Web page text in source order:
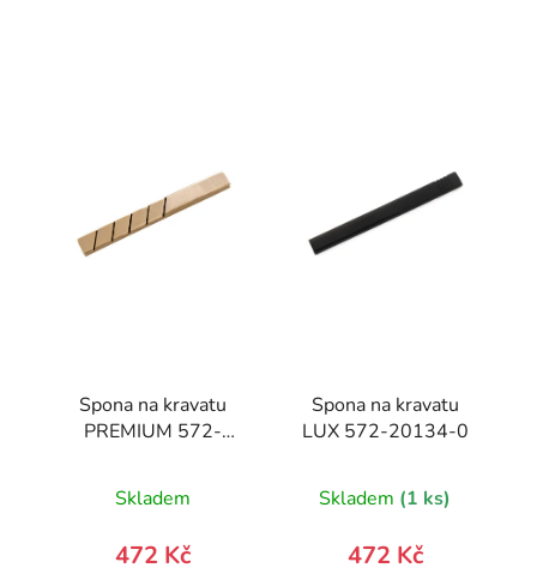
Spona na kravatu
PREMIUM 572-
Skladem
472 Kč
Spona na kravatu
LUX 572-20134-0
Skladem (1 ks)
472 Kč